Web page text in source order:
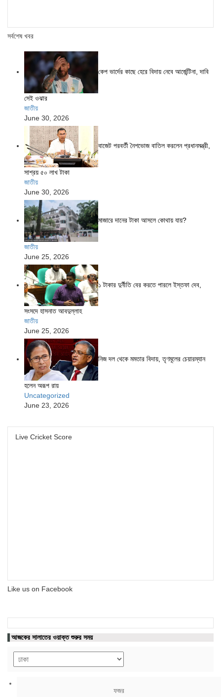
সর্বশেষ খবর
কেপ ভার্দের কাছে হেরে বিদায় নেবে আর্জেন্টিনা, দাবি
সেই ওঝার
জাতীয়
June 30, 2026
বাজেট পরবর্তী নৈশভোজ বাতিল করলেন প্রধানমন্ত্রী,
সাশ্রয় ৫০ লাখ টাকা
জাতীয়
June 30, 2026
মাজারে দানের টাকা আসলে কোথায় যায়?
জাতীয়
June 25, 2026
১ টাকার দুর্নীতি বের করতে পারলে ইস্তফা দেব,
সংসদে হাসনাত আবদুল্লাহ
জাতীয়
June 25, 2026
নিজ দল থেকে মমতার বিদায়, তৃণমূলের চেয়ারম্যান
হলেন অরূপ রায়
Uncategorized
June 23, 2026
Live Cricket Score
Like us on Facebook
আজকের সালাতের ওয়াক্ত শুরুর সময়
ফজর